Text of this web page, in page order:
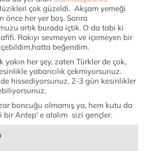
çok güzeldi. Akşam yemeği
önce her yer boş. Sonra
artık burada içtik. O da tabi ki
Rakıyı sevmeyen ve içemeyen bir
beğendim.
her şey, zaten Türkler de çok,
yabancılık çekmiyorsunuz.
hissediyorsunuz. 2-3 gün kesinlikler
boncuğu olmamış ya, hem kutu da
bir Antep' e alalım sizi gençler.